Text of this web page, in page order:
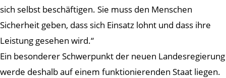
sich selbst beschäftigen. Sie muss den Menschen
Sicherheit geben, dass sich Einsatz lohnt und dass ihre
Leistung gesehen wird.“
Ein besonderer Schwerpunkt der neuen Landesregierung
werde deshalb auf einem funktionierenden Staat liegen.